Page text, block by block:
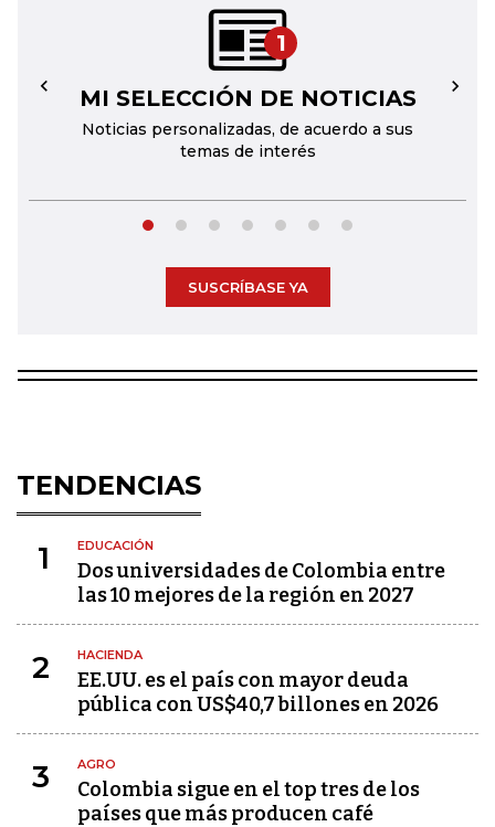
1
MI SELECCIÓN DE NOTICIAS
Noticias personalizadas, de acuerdo a sus
temas de interés
← →
SUSCRÍBASE YA
TENDENCIAS
1 EDUCACIÓN
Dos universidades de Colombia entre
las 10 mejores de la región en 2027
2 HACIENDA
EE.UU. es el país con mayor deuda
pública con US$40,7 billones en 2026
3 AGRO
Colombia sigue en el top tres de los
países que más producen café